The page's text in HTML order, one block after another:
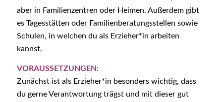
aber in Familienzentren oder Heimen. Außerdem gibt
es Tagesstätten oder Familienberatungsstellen sowie
Schulen, in welchen du als Erzieher*in arbeiten
kannst.
VORAUSSETZUNGEN:
Zunächst ist als Erzieher*in besonders wichtig, dass
du gerne Verantwortung trägst und mit dieser gut